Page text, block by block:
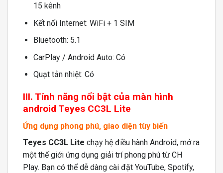
15 kênh
Kết nối Internet: WiFi + 1 SIM
Bluetooth: 5.1
CarPlay / Android Auto: Có
Quạt tản nhiệt: Có
III. Tính năng nổi bật của màn hình
android Teyes CC3L Lite
Ứng dụng phong phú, giao diện tùy biến
Teyes CC3L Lite chạy hệ điều hành Android, mở ra
một thế giới ứng dụng giải trí phong phú từ CH
Play. Bạn có thể dễ dàng cài đặt YouTube, Spotify,